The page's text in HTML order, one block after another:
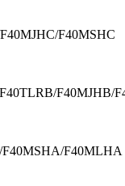
F40MSHC
F40MJHB/
F40MLHA